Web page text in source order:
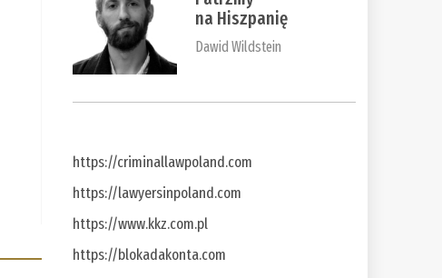
na Hiszpanię
Dawid Wildstein
https://criminallawpoland.com
https://lawyersinpoland.com
https://www.kkz.com.pl
https://blokadakonta.com